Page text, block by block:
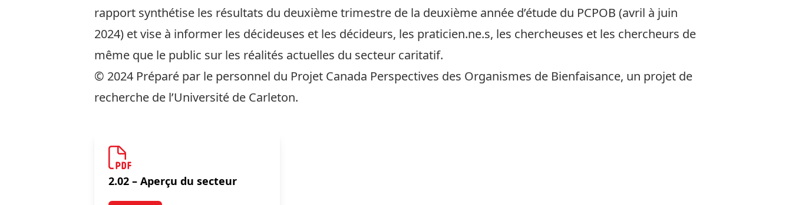
rapport synthétise les résultats du deuxième trimestre de la deuxième année d’étude du PCPOB (avril à juin
2024) et vise à informer les décideuses et les décideurs, les praticien.ne.s, les chercheuses et les chercheurs de
même que le public sur les réalités actuelles du secteur caritatif.
© 2024 Préparé par le personnel du Projet Canada Perspectives des Organismes de Bienfaisance, un projet de
recherche de l’Université de Carleton.
2.02 – Aperçu du secteur